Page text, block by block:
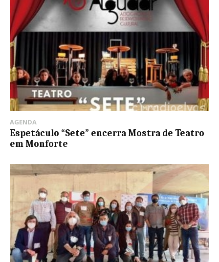
AGENDA
Espetáculo “Sete” encerra Mostra de Teatro
em Monforte